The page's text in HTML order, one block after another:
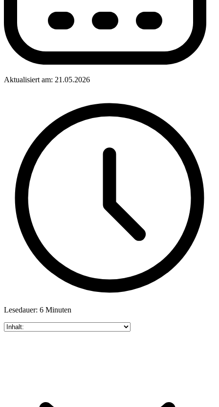
Aktualisiert am: 21.05.2026
Lesedauer: 6 Minuten